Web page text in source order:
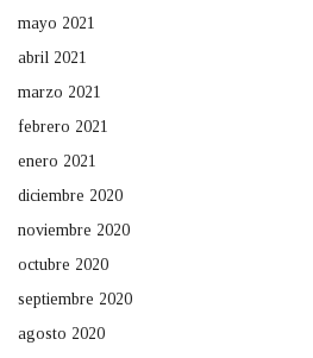
mayo 2021
abril 2021
marzo 2021
febrero 2021
enero 2021
diciembre 2020
noviembre 2020
octubre 2020
septiembre 2020
agosto 2020